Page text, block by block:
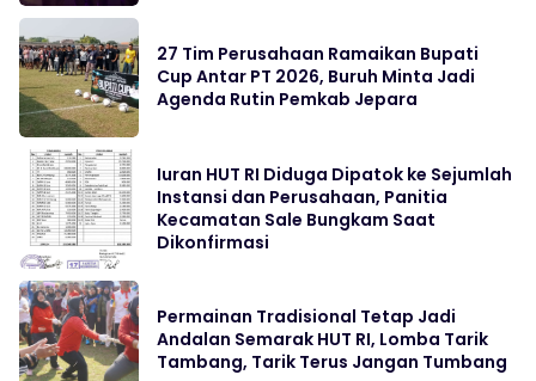
27 Tim Perusahaan Ramaikan Bupati
Cup Antar PT 2026, Buruh Minta Jadi
Agenda Rutin Pemkab Jepara
Iuran HUT RI Diduga Dipatok ke Sejumlah
Instansi dan Perusahaan, Panitia
Kecamatan Sale Bungkam Saat
Dikonfirmasi
Permainan Tradisional Tetap Jadi
Andalan Semarak HUT RI, Lomba Tarik
Tambang, Tarik Terus Jangan Tumbang